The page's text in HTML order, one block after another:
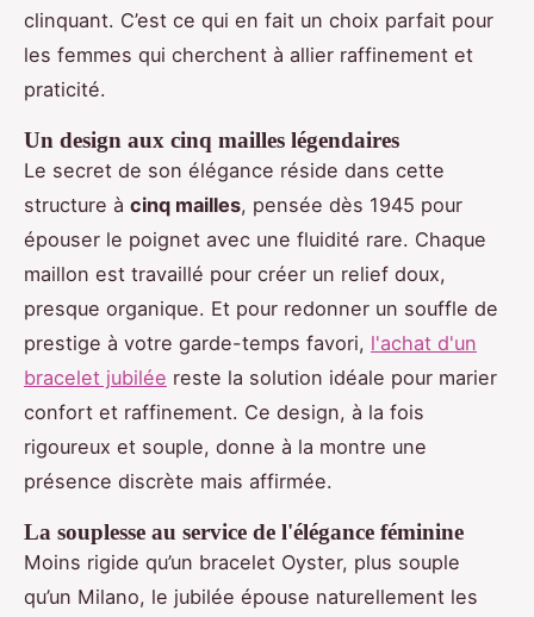
clinquant. C’est ce qui en fait un choix parfait pour
les femmes qui cherchent à allier raffinement et
praticité.
Un design aux cinq mailles légendaires
Le secret de son élégance réside dans cette
structure à cinq mailles, pensée dès 1945 pour
épouser le poignet avec une fluidité rare. Chaque
maillon est travaillé pour créer un relief doux,
presque organique. Et pour redonner un souffle de
prestige à votre garde-temps favori, l'achat d'un
bracelet jubilée reste la solution idéale pour marier
confort et raffinement. Ce design, à la fois
rigoureux et souple, donne à la montre une
présence discrète mais affirmée.
La souplesse au service de l'élégance féminine
Moins rigide qu’un bracelet Oyster, plus souple
qu’un Milano, le jubilée épouse naturellement les